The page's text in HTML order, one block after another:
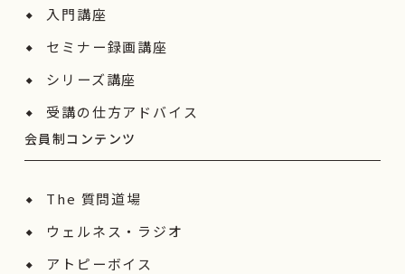
入門講座
セミナー録画講座
シリーズ講座
受講の仕方アドバイス
会員制コンテンツ
The 質問道場
ウェルネス・ラジオ
アトピーボイス